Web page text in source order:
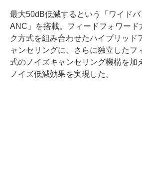
最大50dB低減するという「ワイド
ANC」を搭載。フィードフォワード
ク方式を組み合わせたハイブリッド
ャンセリングに、さらに独立したフ
式のノイズキャンセリング機構を加
ノイズ低減効果を実現した。